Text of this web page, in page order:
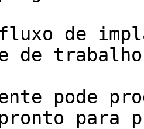
de
de
pode
para